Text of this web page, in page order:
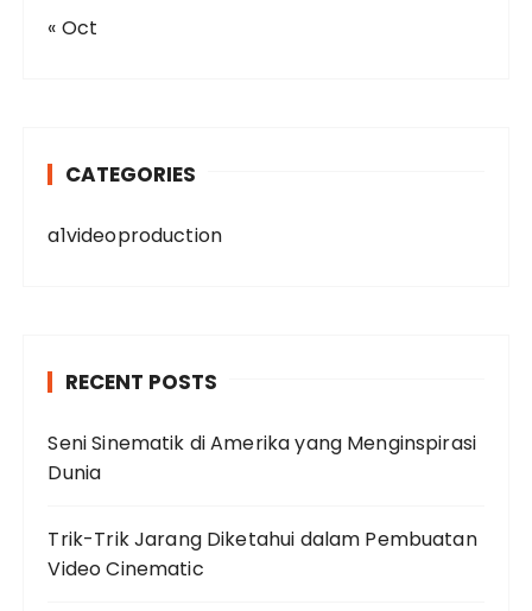
« Oct
CATEGORIES
a1videoproduction
RECENT POSTS
Seni Sinematik di Amerika yang Menginspirasi
Dunia
Trik-Trik Jarang Diketahui dalam Pembuatan
Video Cinematic